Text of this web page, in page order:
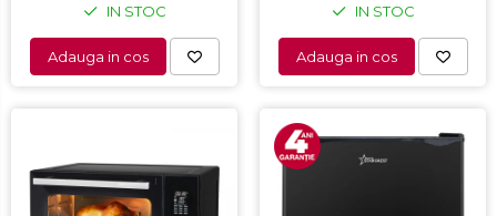
IN STOC
Adauga in cos
IN STOC
Adauga in cos